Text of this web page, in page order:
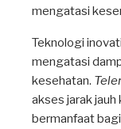
mengatasi
Teknologi
mengatasi
kesehatan.
akses jarak
bermanfaat